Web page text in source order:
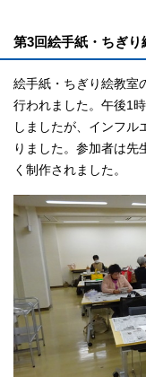
第3回絵手紙・ちぎり
絵手紙・ちぎり絵教室
行われました。午後1
しましたが、インフル
りました。参加者は先
く制作されました。